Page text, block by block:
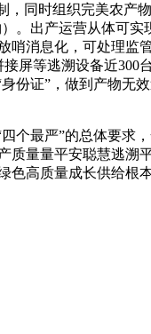
同时组织完美农产
。出产运营从体可实
哨消息化，可处理监
屏等逃溯设备近300
份证”，做到产物无
个最严”的总体要求
量量平安聪慧逃溯
高质量成长供给根本